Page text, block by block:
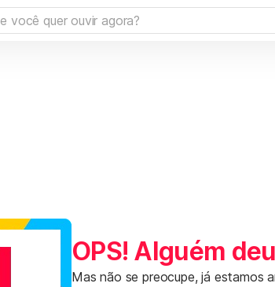
OPS! Alguém
Mas não se preocupe, já estamos